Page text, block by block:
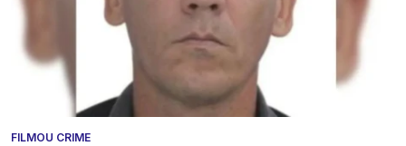
FILMOU CRIME